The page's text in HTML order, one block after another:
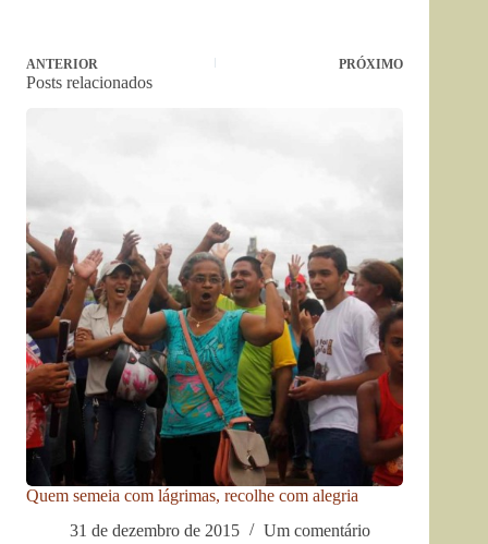
ANTERIOR PRÓXIMO
Posts relacionados
Quem semeia com lágrimas, recolhe com alegria
31 de dezembro de 2015
Um comentário